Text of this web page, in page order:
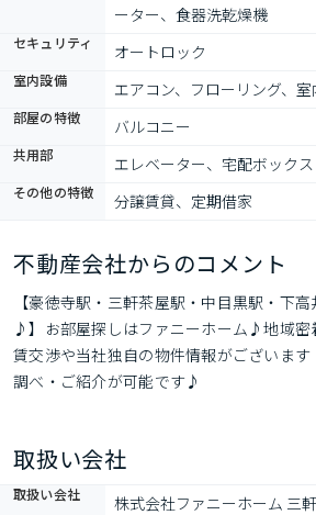
ーター、食器洗乾燥機
セキュリティ オートロック
室内設備 エアコン、フローリング、
部屋の特徴 バルコニー
共用部 エレベーター、宅配ボックス
その他の特徴 分譲賃貸、定期借家
不動産会社からのコメント
【豪徳寺駅・三軒茶屋駅・中目黒駅・下
♪】お部屋探しはファニーホーム♪地域密
賃交渉や当社独自の物件情報がございま
調べ・ご紹介が可能です♪
取扱い会社
取扱い会社 株式会社ファニーホーム 三